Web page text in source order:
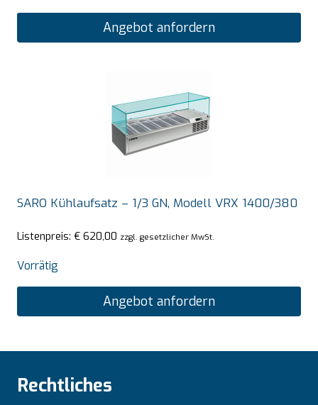
Angebot anfordern
SARO Kühlaufsatz – 1/3 GN, Modell VRX 1400/380
Listenpreis: € 620,00 zzgl. gesetzlicher MwSt.
Vorrätig
Angebot anfordern
Rechtliches